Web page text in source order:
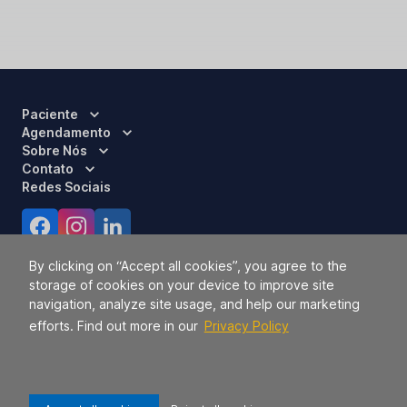
By clicking on “Accept all cookies”, you agree to the
storage of cookies on your device to improve site
navigation, analyze site usage, and help our marketing
efforts. Find out more in our Privacy Policy
Paciente
Agendamento
Sobre Nós
Contato
Redes Sociais